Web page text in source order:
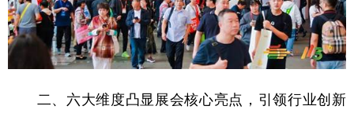
二、六大维度凸显展会核心亮点，引领行业创新